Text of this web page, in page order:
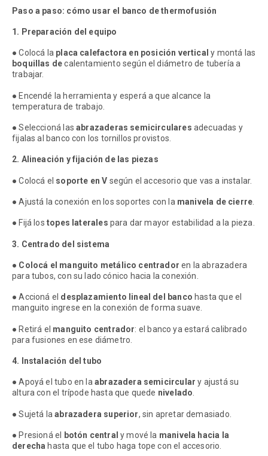
Paso a paso: cómo usar el banco de thermofusión
1. Preparación del equipo
● Colocá la placa calefactora en posición vertical y montá las
boquillas decalentamiento según el diámetro de tubería a
trabajar.
● Encendé la herramienta y esperá a que alcance la
temperatura de trabajo.
● Seleccioná lasabrazaderas semicirculares adecuadas y
fijalas al banco con los tornillos provistos.
2. Alineación y fijación de las piezas
● Colocá el soporte en V según el accesorio que vas a instalar.
● Ajustá la conexión en los soportes con la manivela de cierre
● Fijá los topes laterales para dar mayor estabilidad a la pieza.
3. Centrado del sistema
● Colocá el manguito metálico centrador en la abrazadera
para tubos, con su lado cónico hacia la conexión.
● Accioná el desplazamiento lineal del banco hasta que el
manguito ingrese en la conexión de forma suave.
● Retirá el manguito centrador: el banco ya estará calibrado
para fusiones en ese diámetro.
4. Instalación del tubo
● Apoyá el tubo en la abrazadera semicircular y ajustá su
altura con el trípode hasta que quede nivelado
● Sujetá laabrazadera superior, sin apretar demasiado.
● Presioná el botón central y mové la manivela hacia la
derecha hasta que el tubo haga tope con el accesorio.